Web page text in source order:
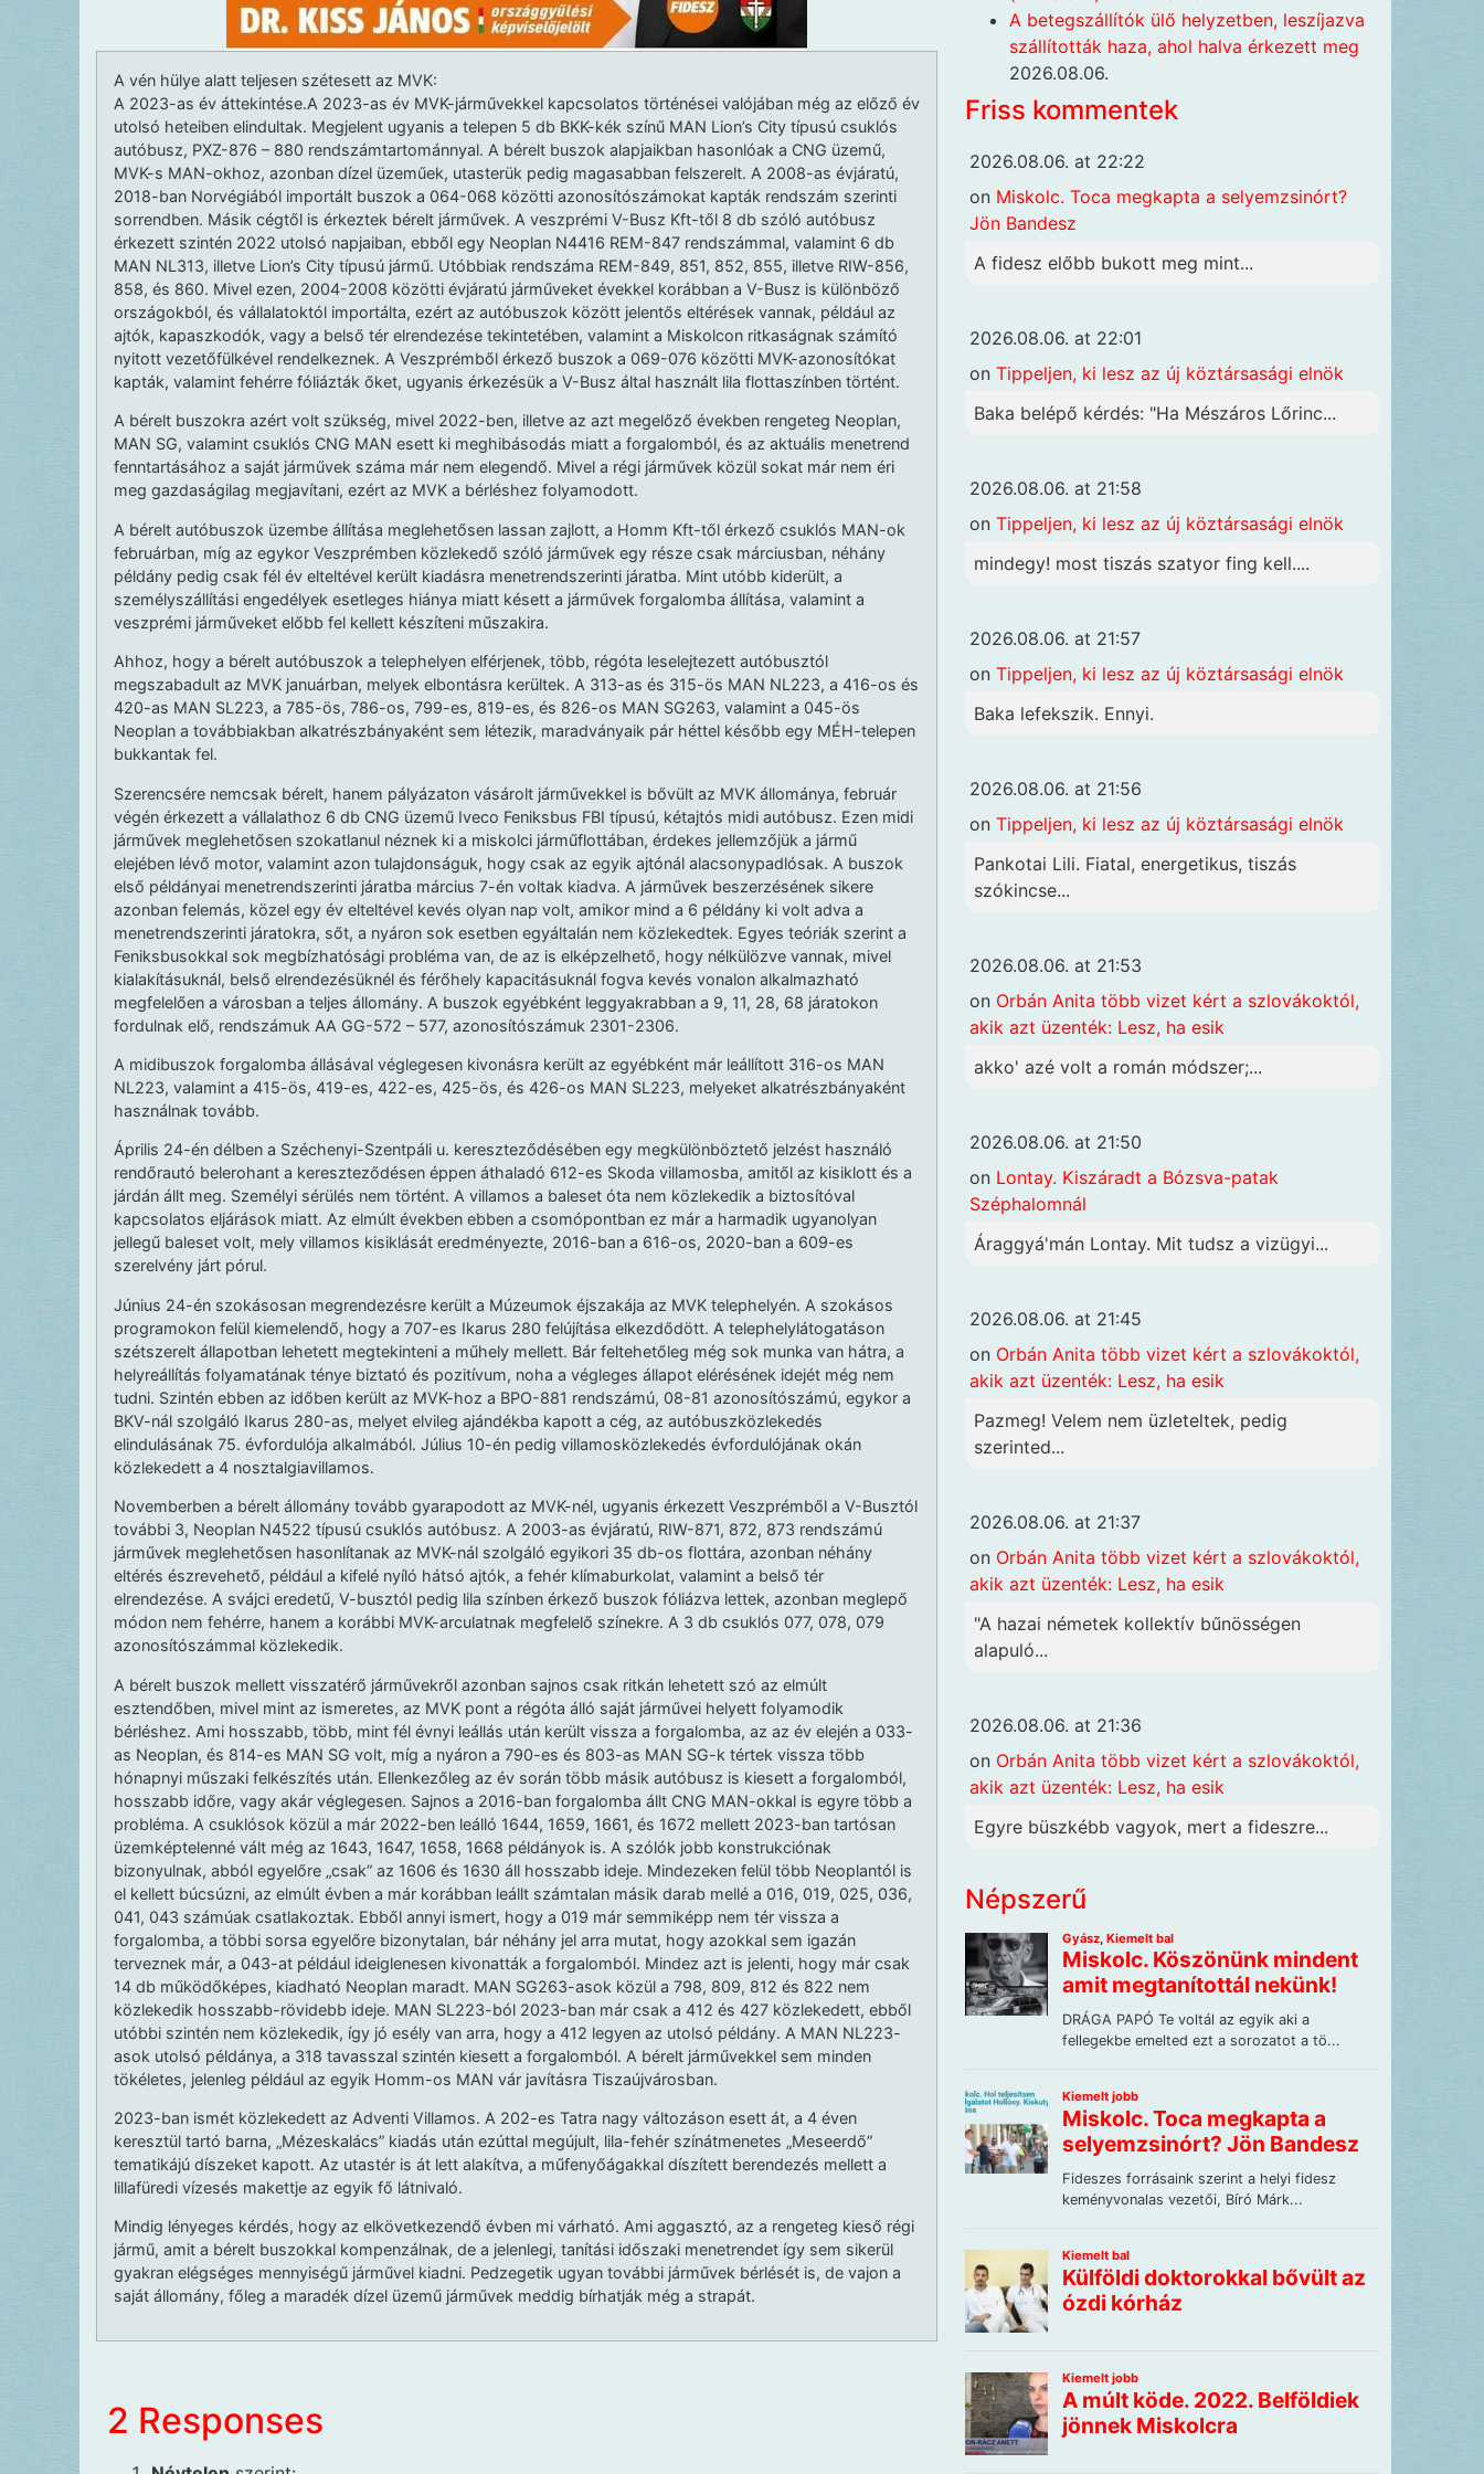
A vén hülye alatt teljesen szétesett az MVK:
A 2023-as év áttekintése.A 2023-as év MVK-járművekkel kapcsolatos történései valójában még az előző év
utolsó heteiben elindultak. Megjelent ugyanis a telepen 5 db BKK-kék színű MAN Lion’s City típusú csuklós
autóbusz, PXZ-876 – 880 rendszámtartománnyal. A bérelt buszok alapjaikban hasonlóak a CNG üzemű,
MVK-s MAN-okhoz, azonban dízel üzeműek, utasterük pedig magasabban felszerelt. A 2008-as évjáratú,
2018-ban Norvégiából importált buszok a 064-068 közötti azonosítószámokat kapták rendszám szerinti
sorrendben. Másik cégtől is érkeztek bérelt járművek. A veszprémi V-Busz Kft-től 8 db szóló autóbusz
érkezett szintén 2022 utolsó napjaiban, ebből egy Neoplan N4416 REM-847 rendszámmal, valamint 6 db
MAN NL313, illetve Lion’s City típusú jármű. Utóbbiak rendszáma REM-849, 851, 852, 855, illetve RIW-856,
858, és 860. Mivel ezen, 2004-2008 közötti évjáratú járműveket évekkel korábban a V-Busz is különböző
országokból, és vállalatoktól importálta, ezért az autóbuszok között jelentős eltérések vannak, például az
ajtók, kapaszkodók, vagy a belső tér elrendezése tekintetében, valamint a Miskolcon ritkaságnak számító
nyitott vezetőfülkével rendelkeznek. A Veszprémből érkező buszok a 069-076 közötti MVK-azonosítókat
kapták, valamint fehérre fóliázták őket, ugyanis érkezésük a V-Busz által használt lila flottaszínben történt.
A bérelt buszokra azért volt szükség, mivel 2022-ben, illetve az azt megelőző években rengeteg Neoplan,
MAN SG, valamint csuklós CNG MAN esett ki meghibásodás miatt a forgalomból, és az aktuális menetrend
fenntartásához a saját járművek száma már nem elegendő. Mivel a régi járművek közül sokat már nem éri
meg gazdaságilag megjavítani, ezért az MVK a bérléshez folyamodott.
A bérelt autóbuszok üzembe állítása meglehetősen lassan zajlott, a Homm Kft-től érkező csuklós MAN-ok
februárban, míg az egykor Veszprémben közlekedő szóló járművek egy része csak márciusban, néhány
példány pedig csak fél év elteltével került kiadásra menetrendszerinti járatba. Mint utóbb kiderült, a
személyszállítási engedélyek esetleges hiánya miatt késett a járművek forgalomba állítása, valamint a
veszprémi járműveket előbb fel kellett készíteni műszakira.
Ahhoz, hogy a bérelt autóbuszok a telephelyen elférjenek, több, régóta leselejtezett autóbusztól
megszabadult az MVK januárban, melyek elbontásra kerültek. A 313-as és 315-ös MAN NL223, a 416-os és
420-as MAN SL223, a 785-ös, 786-os, 799-es, 819-es, és 826-os MAN SG263, valamint a 045-ös
Neoplan a továbbiakban alkatrészbányaként sem létezik, maradványaik pár héttel később egy MÉH-telepen
bukkantak fel.
Szerencsére nemcsak bérelt, hanem pályázaton vásárolt járművekkel is bővült az MVK állománya, február
végén érkezett a vállalathoz 6 db CNG üzemű Iveco Feniksbus FBI típusú, kétajtós midi autóbusz. Ezen midi
járművek meglehetősen szokatlanul néznek ki a miskolci járműflottában, érdekes jellemzőjük a jármű
elejében lévő motor, valamint azon tulajdonságuk, hogy csak az egyik ajtónál alacsonypadlósak. A buszok
első példányai menetrendszerinti járatba március 7-én voltak kiadva. A járművek beszerzésének sikere
azonban felemás, közel egy év elteltével kevés olyan nap volt, amikor mind a 6 példány ki volt adva a
menetrendszerinti járatokra, sőt, a nyáron sok esetben egyáltalán nem közlekedtek. Egyes teóriák szerint a
Feniksbusokkal sok megbízhatósági probléma van, de az is elképzelhető, hogy nélkülözve vannak, mivel
kialakításuknál, belső elrendezésüknél és férőhely kapacitásuknál fogva kevés vonalon alkalmazható
megfelelően a városban a teljes állomány. A buszok egyébként leggyakrabban a 9, 11, 28, 68 járatokon
fordulnak elő, rendszámuk AA GG-572 – 577, azonosítószámuk 2301-2306.
A midibuszok forgalomba állásával véglegesen kivonásra került az egyébként már leállított 316-os MAN
NL223, valamint a 415-ös, 419-es, 422-es, 425-ös, és 426-os MAN SL223, melyeket alkatrészbányaként
használnak tovább.
Április 24-én délben a Széchenyi-Szentpáli u. kereszteződésében egy megkülönböztető jelzést használó
rendőrautó belerohant a kereszteződésen éppen áthaladó 612-es Skoda villamosba, amitől az kisiklott és a
járdán állt meg. Személyi sérülés nem történt. A villamos a baleset óta nem közlekedik a biztosítóval
kapcsolatos eljárások miatt. Az elmúlt években ebben a csomópontban ez már a harmadik ugyanolyan
jellegű baleset volt, mely villamos kisiklását eredményezte, 2016-ban a 616-os, 2020-ban a 609-es
szerelvény járt pórul.
Június 24-én szokásosan megrendezésre került a Múzeumok éjszakája az MVK telephelyén. A szokásos
programokon felül kiemelendő, hogy a 707-es Ikarus 280 felújítása elkezdődött. A telephelylátogatáson
szétszerelt állapotban lehetett megtekinteni a műhely mellett. Bár feltehetőleg még sok munka van hátra, a
helyreállítás folyamatának ténye biztató és pozitívum, noha a végleges állapot elérésének idejét még nem
tudni. Szintén ebben az időben került az MVK-hoz a BPO-881 rendszámú, 08-81 azonosítószámú, egykor a
BKV-nál szolgáló Ikarus 280-as, melyet elvileg ajándékba kapott a cég, az autóbuszközlekedés
elindulásának 75. évfordulója alkalmából. Július 10-én pedig villamosközlekedés évfordulójának okán
közlekedett a 4 nosztalgiavillamos.
Novemberben a bérelt állomány tovább gyarapodott az MVK-nél, ugyanis érkezett Veszprémből a V-Busztól
további 3, Neoplan N4522 típusú csuklós autóbusz. A 2003-as évjáratú, RIW-871, 872, 873 rendszámú
járművek meglehetősen hasonlítanak az MVK-nál szolgáló egyikori 35 db-os flottára, azonban néhány
eltérés észrevehető, például a kifelé nyíló hátsó ajtók, a fehér klímaburkolat, valamint a belső tér
elrendezése. A svájci eredetű, V-busztól pedig lila színben érkező buszok fóliázva lettek, azonban meglepő
módon nem fehérre, hanem a korábbi MVK-arculatnak megfelelő színekre. A 3 db csuklós 077, 078, 079
azonosítószámmal közlekedik.
A bérelt buszok mellett visszatérő járművekről azonban sajnos csak ritkán lehetett szó az elmúlt
esztendőben, mivel mint az ismeretes, az MVK pont a régóta álló saját járművei helyett folyamodik
bérléshez. Ami hosszabb, több, mint fél évnyi leállás után került vissza a forgalomba, az az év elején a 033-
as Neoplan, és 814-es MAN SG volt, míg a nyáron a 790-es és 803-as MAN SG-k tértek vissza több
hónapnyi műszaki felkészítés után. Ellenkezőleg az év során több másik autóbusz is kiesett a forgalomból,
hosszabb időre, vagy akár véglegesen. Sajnos a 2016-ban forgalomba állt CNG MAN-okkal is egyre több a
probléma. A csuklósok közül a már 2022-ben leálló 1644, 1659, 1661, és 1672 mellett 2023-ban tartósan
üzemképtelenné vált még az 1643, 1647, 1658, 1668 példányok is. A szólók jobb konstrukciónak
bizonyulnak, abból egyelőre „csak” az 1606 és 1630 áll hosszabb ideje. Mindezeken felül több Neoplantól is
el kellett búcsúzni, az elmúlt évben a már korábban leállt számtalan másik darab mellé a 016, 019, 025, 036,
041, 043 számúak csatlakoztak. Ebből annyi ismert, hogy a 019 már semmiképp nem tér vissza a
forgalomba, a többi sorsa egyelőre bizonytalan, bár néhány jel arra mutat, hogy azokkal sem igazán
terveznek már, a 043-at például ideiglenesen kivonatták a forgalomból. Mindez azt is jelenti, hogy már csak
14 db működőképes, kiadható Neoplan maradt. MAN SG263-asok közül a 798, 809, 812 és 822 nem
közlekedik hosszabb-rövidebb ideje. MAN SL223-ból 2023-ban már csak a 412 és 427 közlekedett, ebből
utóbbi szintén nem közlekedik, így jó esély van arra, hogy a 412 legyen az utolsó példány. A MAN NL223-
asok utolsó példánya, a 318 tavasszal szintén kiesett a forgalomból. A bérelt járművekkel sem minden
tökéletes, jelenleg például az egyik Homm-os MAN vár javításra Tiszaújvárosban.
2023-ban ismét közlekedett az Adventi Villamos. A 202-es Tatra nagy változáson esett át, a 4 éven
keresztül tartó barna, „Mézeskalács” kiadás után ezúttal megújult, lila-fehér színátmenetes „Meseerdő”
tematikájú díszeket kapott. Az utastér is át lett alakítva, a műfenyőágakkal díszített berendezés mellett a
lillafüredi vízesés makettje az egyik fő látnivaló.
Mindig lényeges kérdés, hogy az elkövetkezendő évben mi várható. Ami aggasztó, az a rengeteg kieső régi
jármű, amit a bérelt buszokkal kompenzálnak, de a jelenlegi, tanítási időszaki menetrendet így sem sikerül
gyakran elégséges mennyiségű járművel kiadni. Pedzegetik ugyan további járművek bérlését is, de vajon a
saját állomány, főleg a maradék dízel üzemű járművek meddig bírhatják még a strapát.
2 Responses
A betegszállítók ülő helyzetben, leszíjazva
szállították haza, ahol halva érkezett meg
2026.08.06.
Friss kommentek
2026.08.06. at 22:22
on Miskolc. Toca megkapta a selyemzsinórt?
Jön Bandesz
A fidesz előbb bukott meg mint...
2026.08.06. at 22:01
on Tippeljen, ki lesz az új köztársasági elnök
Baka belépő kérdés: "Ha Mészáros Lőrinc...
2026.08.06. at 21:58
on Tippeljen, ki lesz az új köztársasági elnök
mindegy! most tiszás szatyor fing kell....
2026.08.06. at 21:57
on Tippeljen, ki lesz az új köztársasági elnök
Baka lefekszik. Ennyi.
2026.08.06. at 21:56
on Tippeljen, ki lesz az új köztársasági elnök
Pankotai Lili. Fiatal, energetikus, tiszás
szókincse...
2026.08.06. at 21:53
on Orbán Anita több vizet kért a szlovákoktól,
akik azt üzenték: Lesz, ha esik
akko' azé volt a román módszer;...
2026.08.06. at 21:50
on Lontay. Kiszáradt a Bózsva-patak
Széphalomnál
Áraggyá'mán Lontay. Mit tudsz a vizügyi...
2026.08.06. at 21:45
on Orbán Anita több vizet kért a szlovákoktól,
akik azt üzenték: Lesz, ha esik
Pazmeg! Velem nem üzleteltek, pedig
szerinted...
2026.08.06. at 21:37
on Orbán Anita több vizet kért a szlovákoktól,
akik azt üzenték: Lesz, ha esik
"A hazai németek kollektív bűnösségen
alapuló...
2026.08.06. at 21:36
on Orbán Anita több vizet kért a szlovákoktól,
akik azt üzenték: Lesz, ha esik
Egyre büszkébb vagyok, mert a fideszre...
Népszerű